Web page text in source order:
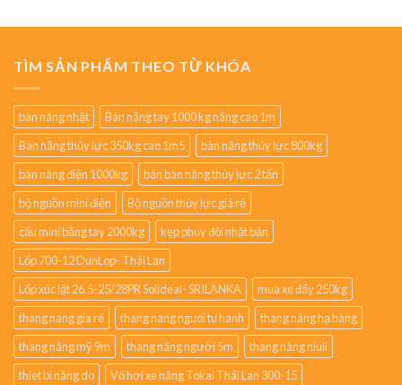
TÌM SẢN PHẨM THEO TỪ KHÓA
bàn nâng nhật
Bàn nâng tay 1000 kg nâng cao 1m
Bàn nâng thủy lực 350kg cao 1m5
bàn nâng thủy lực 800kg
bàn nâng điện 1000kg
bán bàn nâng thủy lực 2 tấn
bộ nguồn mini điện
Bộ nguồn thủy lực giá rẻ
cẩu mini bằng tay 2000kg
kẹp phuy đôi nhật bản
Lốp 700-12 DunLop- Thái Lan
Lốp xúc lật 26.5-25/28PR Solideal- SRILANKA
mua xe đẩy 250kg
thang nang gia rẻ
thang nang nguoi tu hanh
thang nâng hạ hàng
thang nâng mỹ 9m
thang nâng người 5m
thang nâng niuli
thiet bi nâng do
Vỏ hơi xe nâng Tokai Thái Lan 300-15